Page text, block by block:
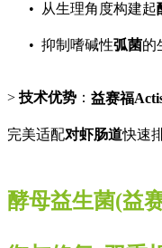
从生理角度构建起
抑制嗜碱性弧菌的
> 技术优势 ： 益赛福
完美适配对虾肠道快速
酵母益生菌(益